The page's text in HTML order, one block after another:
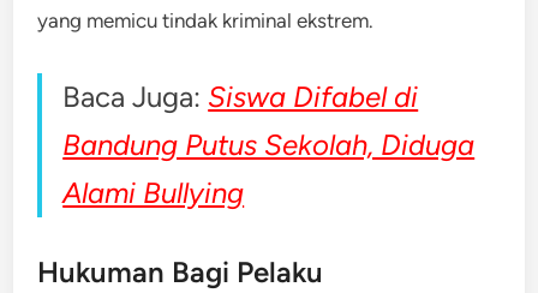
yang memicu tindak kriminal ekstrem.
Baca Juga: Siswa Difabel di
Bandung Putus Sekolah, Diduga
Alami Bullying
Hukuman Bagi Pelaku